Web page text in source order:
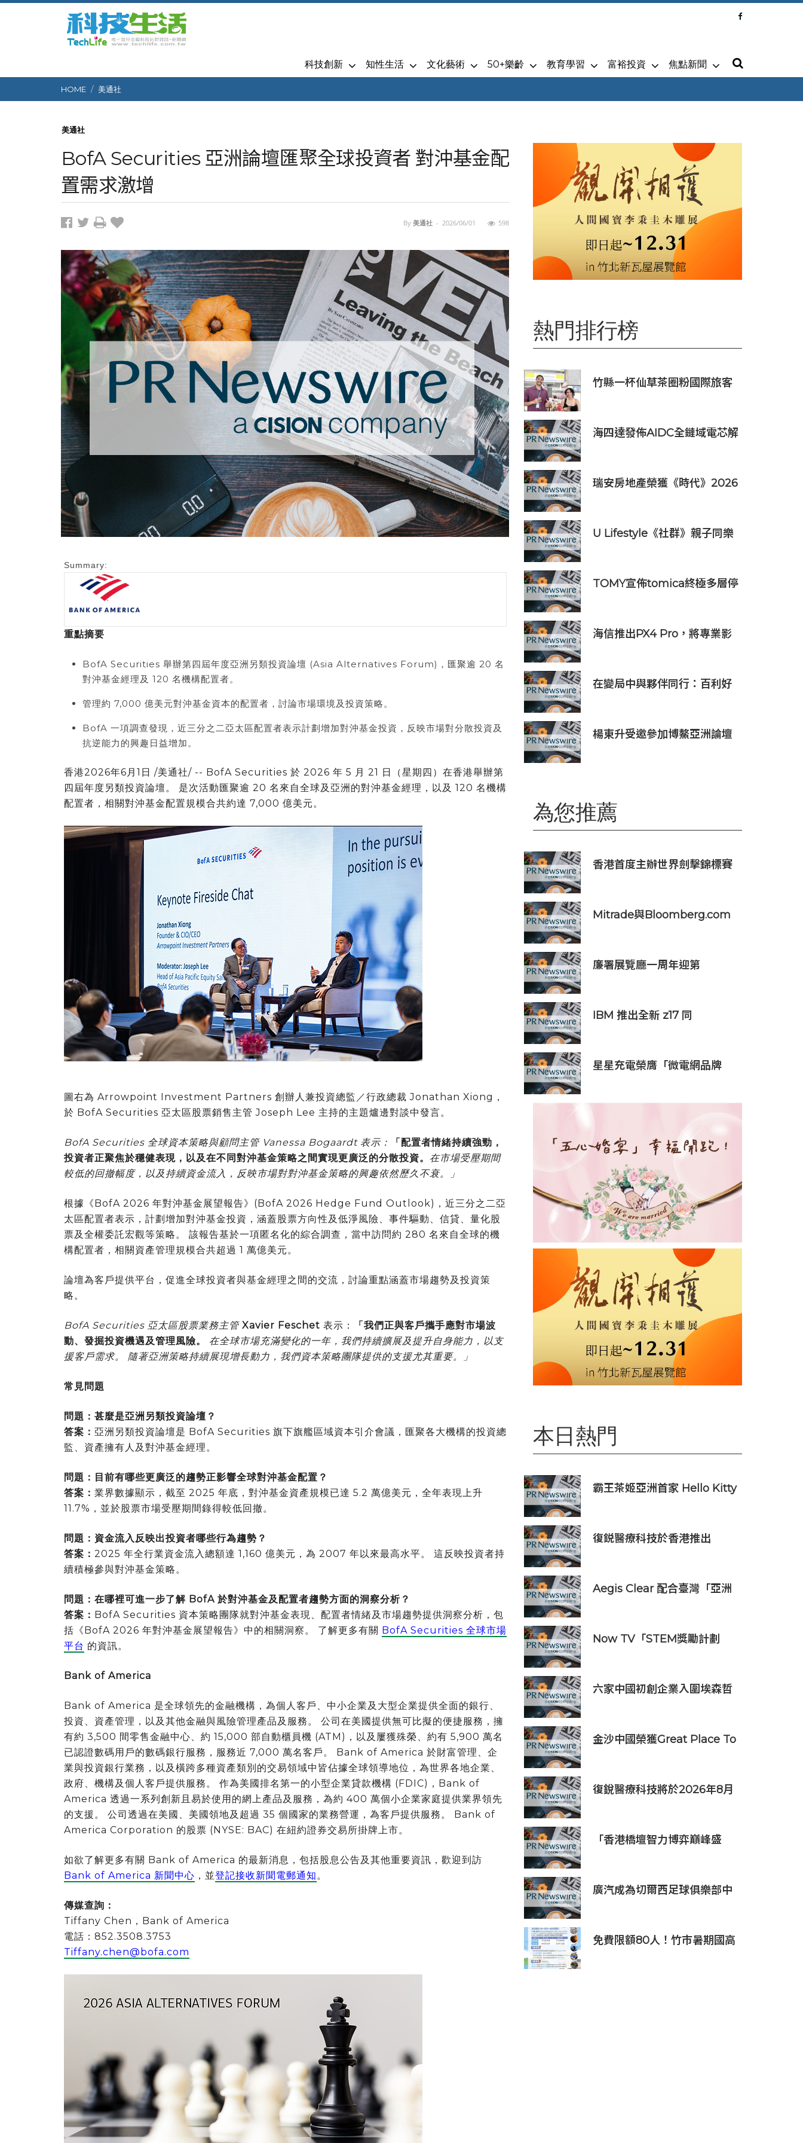
科技創新 知性生活 文化藝術 50+樂齡 教育學習 富裕投資 焦點新聞
HOME 美通社
美通社
BofA Securities 亞洲論壇匯聚全球投資者 對沖基金配
置需求激增
By 美通社 - 2026/06/01 598
Summary:
重點摘要
BofA Securities 舉辦第四屆年度亞洲另類投資論壇 (Asia Alternatives Forum)，匯聚逾 20 名
對沖基金經理及 120 名機構配置者。
管理約 7,000 億美元對沖基金資本的配置者，討論市場環境及投資策略。
BofA 一項調查發現，近三分之二亞太區配置者表示計劃增加對沖基金投資，反映市場對分散投資及
抗逆能力的興趣日益增加。
香港2026年6月1日 /美通社/ -- BofA Securities 於 2026 年 5 月 21 日（星期四）在香港舉辦第
四屆年度另類投資論壇。 是次活動匯聚逾 20 名來自全球及亞洲的對沖基金經理，以及 120 名機構
配置者，相關對沖基金配置規模合共約達 7,000 億美元。
圖右為 Arrowpoint Investment Partners 創辦人兼投資總監／行政總裁 Jonathan Xiong，
於 BofA Securities 亞太區股票銷售主管 Joseph Lee 主持的主題爐邊對談中發言。
BofA Securities 全球資本策略與顧問主管 Vanessa Bogaardt 表示：
「配置者情緒持續強勁，
投資者正聚焦於穩健表現，以及在不同對沖基金策略之間實現更廣泛的分散投資。 在市場受壓期間
較低的回撤幅度，以及持續資金流入，反映市場對對沖基金策略的興趣依然歷久不衰。」
根據《BofA 2026 年對沖基金展望報告》(BofA 2026 Hedge Fund Outlook)，近三分之二亞
太區配置者表示，計劃增加對沖基金投資，涵蓋股票方向性及低淨風險、事件驅動、信貸、量化股
票及全權委託宏觀等策略。 該報告基於一項匿名化的綜合調查，當中訪問約 280 名來自全球的機
構配置者，相關資產管理規模合共超過 1 萬億美元。
論壇為客戶提供平台，促進全球投資者與基金經理之間的交流，討論重點涵蓋市場趨勢及投資策
略。
BofA Securities 亞太區股票業務主管 Xavier Feschet 表示：
「我們正與客戶攜手應對市場波
動、發掘投資機遇及管理風險。
在全球市場充滿變化的一年，我們持續擴展及提升自身能力，以支
援客戶需求。 隨著亞洲策略持續展現增長動力，我們資本策略團隊提供的支援尤其重要。」
常見問題
問題：甚麼是亞洲另類投資論壇？
答案： 亞洲另類投資論壇是 BofA Securities 旗下旗艦區域資本引介會議，匯聚各大機構的投資總
監、資產擁有人及對沖基金經理。
問題：目前有哪些更廣泛的趨勢正影響全球對沖基金配置？
答案： 業界數據顯示，截至 2025 年底，對沖基金資產規模已達 5.2 萬億美元，全年表現上升
11.7%，並於股票市場受壓期間錄得較低回撤。
問題：資金流入反映出投資者哪些行為趨勢？
答案： 2025 年全行業資金流入總額達 1,160 億美元，為 2007 年以來最高水平。 這反映投資者持
續積極參與對沖基金策略。
問題：在哪裡可進一步了解 BofA 於對沖基金及配置者趨勢方面的洞察分析？
答案： BofA Securities 資本策略團隊就對沖基金表現、配置者情緒及市場趨勢提供洞察分析，包
括《BofA 2026 年對沖基金展望報告》中的相關洞察。 了解更多有關 BofA Securities 全球市場
平台 的資訊。
Bank of America
Bank of America 是全球領先的金融機構，為個人客戶、中小企業及大型企業提供全面的銀行、
投資、資產管理，以及其他金融與風險管理產品及服務。 公司在美國提供無可比擬的便捷服務，擁
有約 3,500 間零售金融中心、約 15,000 部自動櫃員機 (ATM)，以及屢獲殊榮、約有 5,900 萬名
已認證數碼用戶的數碼銀行服務，服務近 7,000 萬名客戶。 Bank of America 於財富管理、企
業與投資銀行業務，以及橫跨多種資產類別的交易領域中皆佔據全球領導地位，為世界各地企業、
政府、機構及個人客戶提供服務。 作為美國排名第一的小型企業貸款機構 (FDIC)，Bank of
America 透過一系列創新且易於使用的網上產品及服務，為約 400 萬個小企業家庭提供業界領先
的支援。 公司透過在美國、美國領地及超過 35 個國家的業務營運，為客戶提供服務。 Bank of
America Corporation 的股票 (NYSE: BAC) 在紐約證券交易所掛牌上市。
如欲了解更多有關 Bank of America 的最新消息，包括股息公告及其他重要資訊，歡迎到訪
Bank of America 新聞中心 ，並登記接收新聞電郵通知。
傳媒查詢：
Tiffany Chen，Bank of America
電話：852.3508.3753
Tiffany.chen@bofa.com
熱門排行榜
竹縣一杯仙草茶圈粉國際旅客
海四達發佈AIDC全鏈域電芯解
瑞安房地產榮獲《時代》2026
U Lifestyle《社群》親子同樂
嬰兒用品等好禮｜召集Foodie
率先試食星級酒店自助餐
TOMY宣佈tomica終極多層停
群定於10月上線
海信推出PX4 Pro，將專業影
在變局中與夥伴同行：百利好
楊東升受邀參加博鰲亞洲論壇
為您推薦
香港首度主辦世界劍擊錦標賽
Mitrade與Bloomberg.com
模糊問題
廉署展覽廳一周年迎第
IBM 推出全新 z17 同
星星充電榮膺「微電網品牌
本日熱門
霸王茶姬亞洲首家 Hello Kitty
復鋭醫療科技於香港推出
Aegis Clear 配合臺灣「亞洲
Now TV「STEM獎勵計劃
趣科學大探索》第二季及「長
隆小科學家大獎」
六家中國初創企業入圍埃森哲
金沙中國榮獲Great Place To
復銳醫療科技將於2026年8月
「香港橋壇智力博弈巔峰盛
廣汽成為切爾西足球俱樂部中
免費限額80人！竹市暑期國高